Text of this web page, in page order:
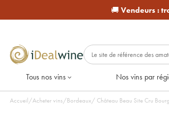
🚚 Vendeurs :
Tous nos vins Nos vins par
Accueil/Acheter vins/Bordeaux/